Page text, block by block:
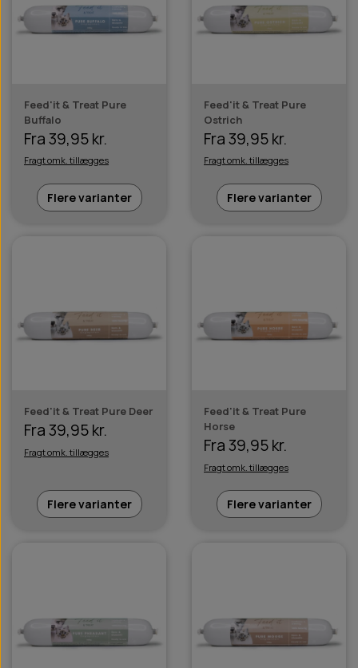
Feed'it & Treat Pure
Buffalo
Fra 39,95 kr.
Fragt omk. tillægges
Flere varianter
Feed'it & Treat Pure
Ostrich
Fra 39,95 kr.
Fragt omk. tillægges
Flere varianter
Feed'it & Treat Pure Deer
Fra 39,95 kr.
Fragt omk. tillægges
Flere varianter
Feed'it & Treat Pure
Horse
Fra 39,95 kr.
Fragt omk. tillægges
Flere varianter